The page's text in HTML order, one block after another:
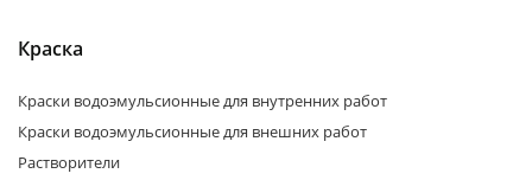
Краска
Краски водоэмульсионные для внутренних работ
Краски водоэмульсионные для внешних работ
Растворители